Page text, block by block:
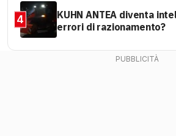
4
KUHN ANTEA diventa
errori di razionamento?